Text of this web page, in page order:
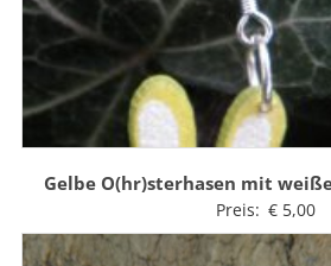
Gelbe O(hr)sterhasen mit
Preis: €5,00